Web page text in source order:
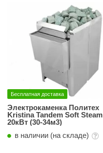
Бесплатная доставка
Электрокаменка Политех
Kristina Tandem Soft Steam
20кВт (30-34м3)
в наличии (на складе)